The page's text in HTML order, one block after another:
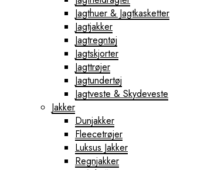
Jagthuer & Jagtkasketter
Jagtjakker
Jagtregntøj
Jagtskjorter
Jagttrøjer
Jagtundertøj
Jagtveste & Skydeveste
Jakker
Dunjakker
Fleecetrøjer
Luksus Jakker
Regnjakker